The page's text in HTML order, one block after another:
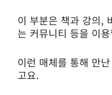
이 부분은 책과 강의,
는 커뮤니티 등을 이
이런 매체를 통해 만
고요.